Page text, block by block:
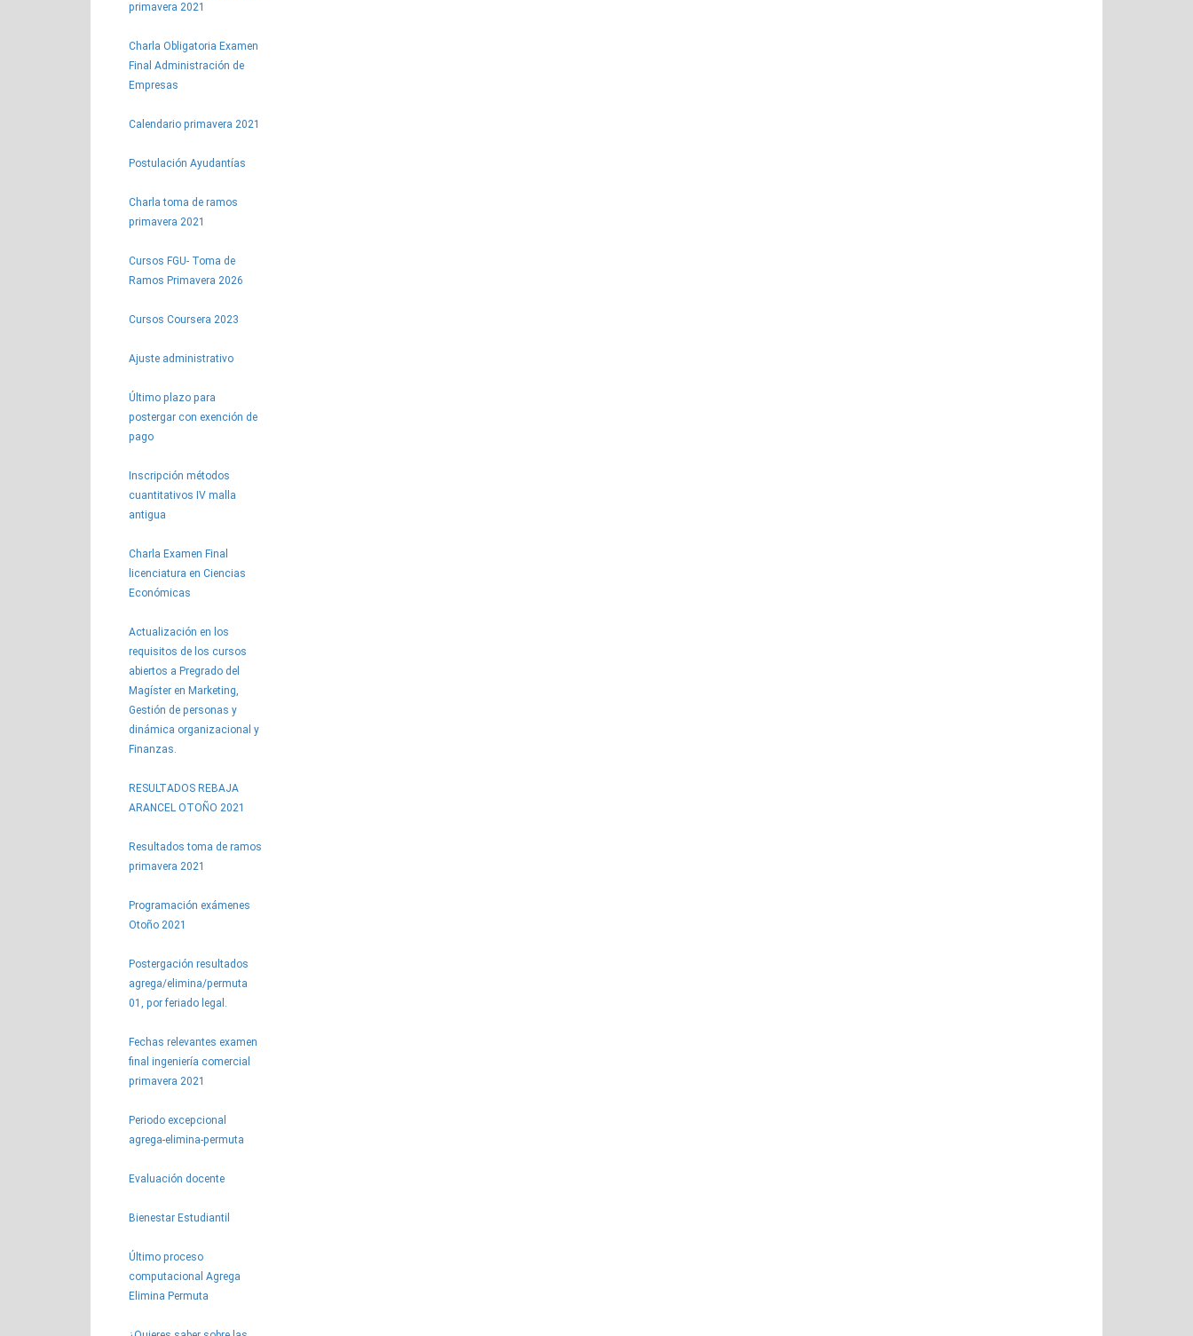
primavera 2021
Charla Obligatoria Examen
Final Administración de
Empresas
Calendario primavera 2021
Postulación Ayudantías
Charla toma de ramos
primavera 2021
Cursos FGU- Toma de
Ramos Primavera 2026
Cursos Coursera 2023
Ajuste administrativo
Último plazo para
postergar con exención de
pago
Inscripción métodos
cuantitativos IV malla
antigua
Charla Examen Final
licenciatura en Ciencias
Económicas
Actualización en los
requisitos de los cursos
abiertos a Pregrado del
Magíster en Marketing,
Gestión de personas y
dinámica organizacional y
Finanzas.
RESULTADOS REBAJA
ARANCEL OTOÑO 2021
Resultados toma de ramos
primavera 2021
Programación exámenes
Otoño 2021
Postergación resultados
agrega/elimina/permuta
01, por feriado legal.
Fechas relevantes examen
final ingeniería comercial
primavera 2021
Periodo excepcional
agrega-elimina-permuta
Evaluación docente
Bienestar Estudiantil
Último proceso
computacional Agrega
Elimina Permuta